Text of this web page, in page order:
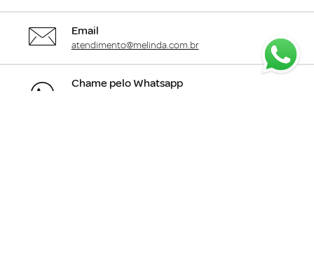
Email
atendimento@melinda.com.br
Chame pelo Whatsapp